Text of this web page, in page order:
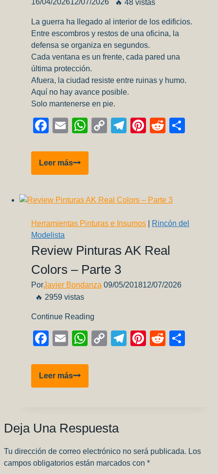
–
Salta
16/04/202612/07/2026 🔥 48 vistas
La guerra ha llegado al interior de los edificios.
Entre escombros y restos de una oficina, la
defensa se organiza en segundos.
Cada ventana es un frente, cada pared una
última protección.
Afuera, la ciudad resiste entre ruinas y humo.
Aquí no hay avance posible.
Solo mantenerse en pie.
Facebook
EmailWhatsApp
CopyTelegram
Pinterest
Reddit
Leer másDEFENDIENDO
LA
Herramientas Pinturas e Insumos
Rincón del
Modelista
Review Pinturas AK Real
Colors – Parte 3
PorJavier Bondanza 09/05/201812/07/2026
🔥 2959 vistas
Continue Reading
Facebook
EmailWhatsApp
CopyTelegram
Pinterest
Reddit
Leer másReview
Pinturas
–
Deja Una Respuesta
Tu dirección de correo electrónico no será publicada. Los
campos obligatorios están marcados con *